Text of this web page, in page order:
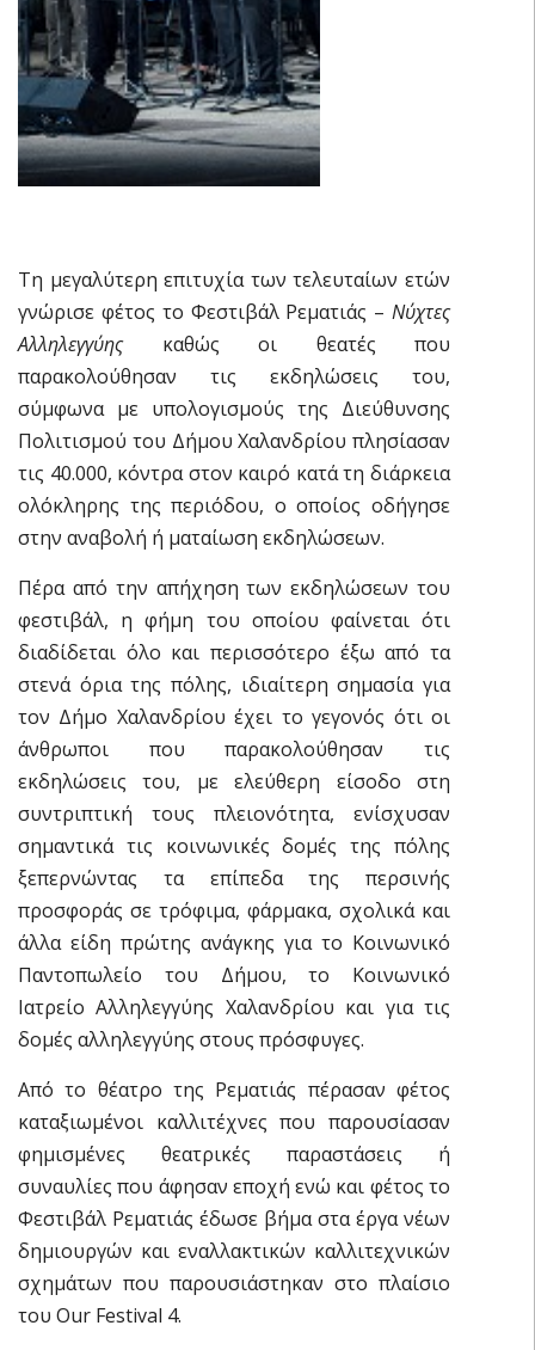
Τη μεγαλύτερη επιτυχία των τελευταίων ετών
γνώρισε φέτος το Φεστιβάλ Ρεματιάς – Νύχτες
Αλληλεγγύηςκαθώς οι θεατές που
παρακολούθησαν τις εκδηλώσεις του,
σύμφωνα με υπολογισμούς της Διεύθυνσης
Πολιτισμού του Δήμου Χαλανδρίου πλησίασαν
τις 40.000, κόντρα στον καιρό κατά τη διάρκεια
ολόκληρης της περιόδου, ο οποίος οδήγησε
στην αναβολή ή ματαίωση εκδηλώσεων.
Πέρα από την απήχηση των εκδηλώσεων του
φεστιβάλ, η φήμη του οποίου φαίνεται ότι
διαδίδεται όλο και περισσότερο έξω από τα
στενά όρια της πόλης, ιδιαίτερη σημασία για
τον Δήμο Χαλανδρίου έχει το γεγονός ότι οι
άνθρωποι που παρακολούθησαν τις
εκδηλώσεις του, με ελεύθερη είσοδο στη
συντριπτική τους πλειονότητα, ενίσχυσαν
σημαντικά τις κοινωνικές δομές της πόλης
ξεπερνώντας τα επίπεδα της περσινής
προσφοράς σε τρόφιμα, φάρμακα, σχολικά και
άλλα είδη πρώτης ανάγκης για το Κοινωνικό
Παντοπωλείο του Δήμου, το Κοινωνικό
Ιατρείο Αλληλεγγύης Χαλανδρίου και για τις
δομές αλληλεγγύης στους πρόσφυγες.
Από το θέατρο της Ρεματιάς πέρασαν φέτος
καταξιωμένοι καλλιτέχνες που παρουσίασαν
φημισμένες θεατρικές παραστάσεις ή
συναυλίες που άφησαν εποχή ενώ και φέτος το
Φεστιβάλ Ρεματιάς έδωσε βήμα στα έργα νέων
δημιουργών και εναλλακτικών καλλιτεχνικών
σχημάτων που παρουσιάστηκαν στο πλαίσιο
του Our Festival 4.